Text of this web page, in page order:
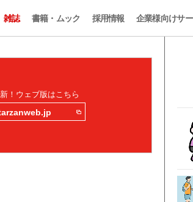
雑誌 書籍・ムック 採用情報 企業様向けサ
！ウェブ版はこちら